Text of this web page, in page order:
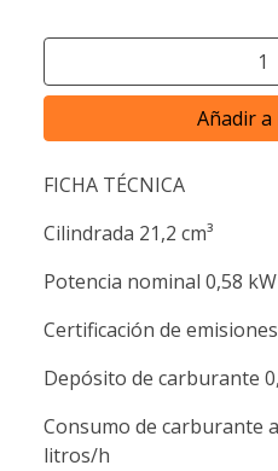
Añadir a
FICHA TÉCNICA
Cilindrada 21,2 cm³
Potencia nominal 0,58 kW
Certificación de
Depósito de carburante
Consumo de carburante
litros/h